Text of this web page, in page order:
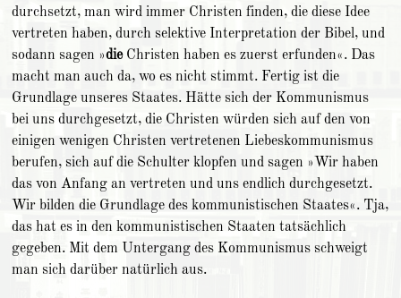
durchsetzt, man wird immer Christen finden, die diese Idee
vertreten haben, durch selektive Interpretation der Bibel, und
sodann sagen »dieChristen haben es zuerst erfunden«. Das
macht man auch da, wo es nicht stimmt. Fertig ist die
Grundlage unseres Staates. Hätte sich der Kommunismus
bei uns durchgesetzt, die Christen würden sich auf den von
einigen wenigen Christen vertretenen Liebeskommunismus
berufen, sich auf die Schulter klopfen und sagen »Wir haben
das von Anfang an vertreten und uns endlich durchgesetzt.
Wir bilden die Grundlage des kommunistischen Staates«. Tja,
das hat es in den kommunistischen Staaten tatsächlich
gegeben. Mit dem Untergang des Kommunismus schweigt
man sich darüber natürlich aus.